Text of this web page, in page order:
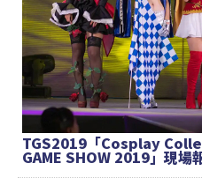
TGS2019「Cosplay
GAME SHOW 2019」現場